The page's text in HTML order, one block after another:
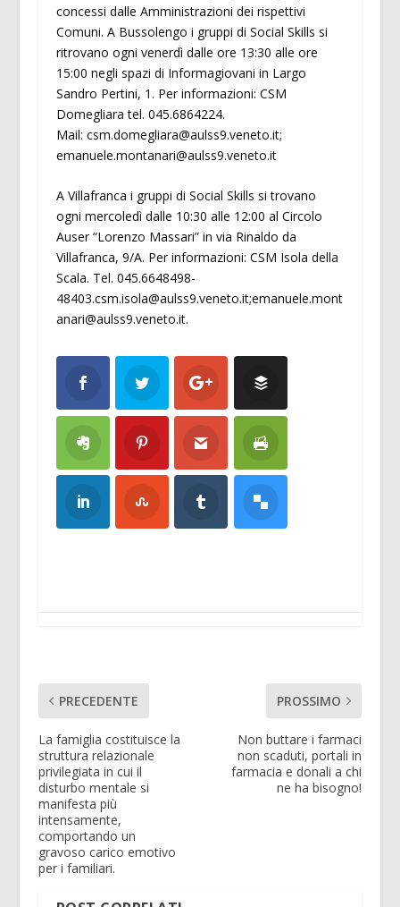
concessi dalle Amministrazioni dei rispettivi
Comuni. A Bussolengo i gruppi di Social Skills si
ritrovano ogni venerdì dalle ore 13:30 alle ore
15:00 negli spazi di Informagiovani in Largo
Sandro Pertini, 1. Per informazioni: CSM
Domegliara tel. 045.6864224.
Mail: csm.domegliara@aulss9.veneto.it;
emanuele.montanari@aulss9.veneto.it
A Villafranca i gruppi di Social Skills si trovano
ogni mercoledì dalle 10:30 alle 12:00 al Circolo
Auser “Lorenzo Massari” in via Rinaldo da
Villafranca, 9/A. Per informazioni: CSM Isola della
Scala. Tel. 045.6648498-
48403.csm.isola@aulss9.veneto.it;emanuele.mont
anari@aulss9.veneto.it.
PRECEDENTE
La famiglia costituisce la
struttura relazionale
privilegiata in cui il
disturbo mentale si
manifesta più
intensamente,
comportando un
gravoso carico emotivo
per i familiari.
PROSSIMO
Non buttare i farmaci
non scaduti, portali in
farmacia e donali a chi
ne ha bisogno!